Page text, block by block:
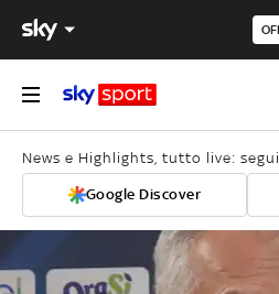
News e Highlights, tutto live:
Google Discover